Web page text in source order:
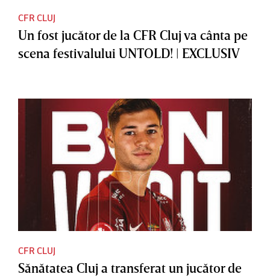
CFR CLUJ
Un fost jucător de la CFR Cluj va cânta pe
scena festivalului UNTOLD! | EXCLUSIV
CFR CLUJ
Sănătatea Cluj a transferat un jucător de